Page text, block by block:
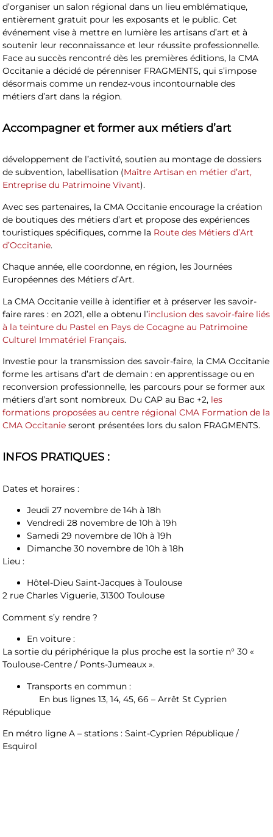
d’organiser un salon régional dans un lieu emblématique,
entièrement gratuit pour les exposants et le public. Cet
événement vise à mettre en lumière les artisans d’art et à
soutenir leur reconnaissance et leur réussite professionnelle.
Face au succès rencontré dès les premières éditions, la CMA
Occitanie a décidé de pérenniser FRAGMENTS, qui s’impose
désormais comme un rendez-vous incontournable des
métiers d’art dans la région.
Accompagner et former aux métiers d’art
développement de l’activité, soutien au montage de dossiers
de subvention, labellisation (Maître Artisan en métier d’art,
Entreprise du Patrimoine Vivant).
Avec ses partenaires, la CMA Occitanie encourage la création
de boutiques des métiers d’art et propose des expériences
touristiques spécifiques, comme la Route des Métiers d’Art
d’Occitanie.
Chaque année, elle coordonne, en région, les Journées
Européennes des Métiers d’Art.
La CMA Occitanie veille à identifier et à préserver les savoir-
faire rares : en 2021, elle a obtenu l’inclusion des savoir-faire liés
à la teinture du Pastel en Pays de Cocagne au Patrimoine
Culturel Immatériel Français.
Investie pour la transmission des savoir-faire, la CMA Occitanie
forme les artisans d’art de demain : en apprentissage ou en
reconversion professionnelle, les parcours pour se former aux
métiers d’art sont nombreux. Du CAP au Bac +2, les
formations proposées au centre régional CMA Formation de la
CMA Occitanie seront présentées lors du salon FRAGMENTS.
INFOS PRATIQUES :
Dates et horaires :
Jeudi 27 novembre de 14h à 18h
Vendredi 28 novembre de 10h à 19h
Samedi 29 novembre de 10h à 19h
Dimanche 30 novembre de 10h à 18h
Lieu :
Hôtel-Dieu Saint-Jacques à Toulouse
2 rue Charles Viguerie, 31300 Toulouse
Comment s’y rendre ?
En voiture:
La sortie du périphérique la plus proche est la sortie n° 30 «
Toulouse-Centre / Ponts-Jumeaux ».
Transports en commun :
En bus lignes 13, 14, 45, 66 – Arrêt St Cyprien
République
En métro ligne A – stations : Saint-Cyprien République /
Esquirol